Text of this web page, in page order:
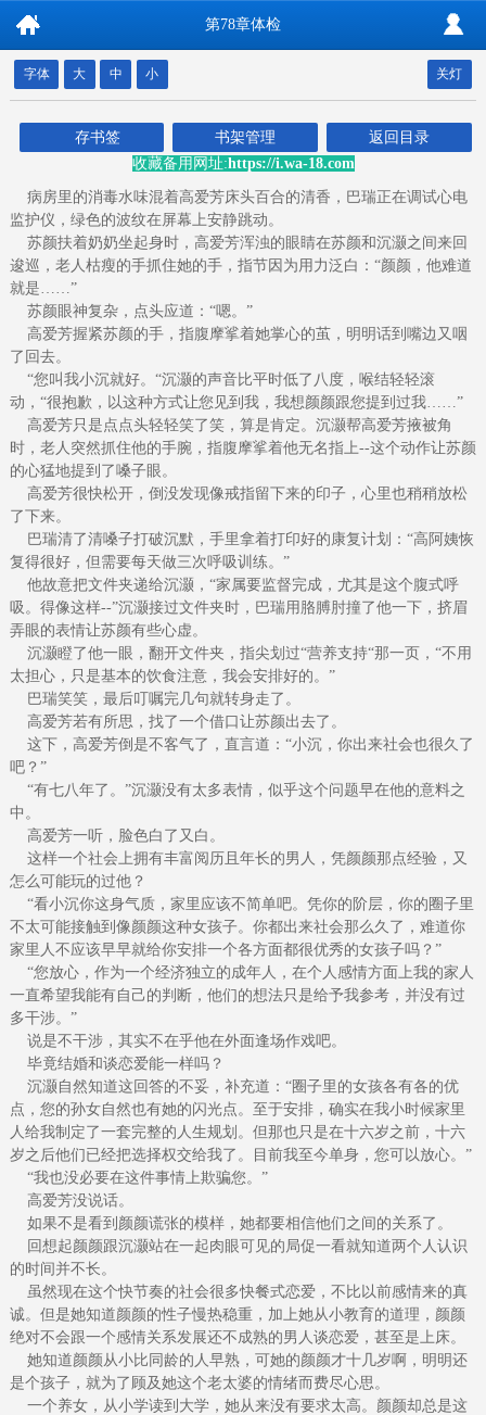
第78章体检
字体 大 中 小 关灯
存书签 书架管理
返回目录
收藏备用网址:https://i.wa-18.com
病房里的消毒水味混着高爱芳床头百合的清香，巴瑞正在调试心电
监护仪，绿色的波纹在屏幕上安静跳动。
苏颜扶着奶奶坐起身时，高爱芳浑浊的眼睛在苏颜和沉灏之间来回
逡巡，老人枯瘦的手抓住她的手，指节因为用力泛白：“颜颜，他难道
就是……”
苏颜眼神复杂，点头应道：“嗯。”
高爱芳握紧苏颜的手，指腹摩挲着她掌心的茧，明明话到嘴边又咽
了回去。
“您叫我小沉就好。“沉灏的声音比平时低了八度，喉结轻轻滚
动，“很抱歉，以这种方式让您见到我，我想颜颜跟您提到过我……”
高爱芳只是点点头轻轻笑了笑，算是肯定。沉灏帮高爱芳掖被角
时，老人突然抓住他的手腕，指腹摩挲着他无名指上--这个动作让苏颜
的心猛地提到了嗓子眼。
高爱芳很快松开，倒没发现像戒指留下来的印子，心里也稍稍放松
了下来。
巴瑞清了清嗓子打破沉默，手里拿着打印好的康复计划：“高阿姨恢
复得很好，但需要每天做三次呼吸训练。”
他故意把文件夹递给沉灏，“家属要监督完成，尤其是这个腹式呼
吸。得像这样--”沉灏接过文件夹时，巴瑞用胳膊肘撞了他一下，挤眉
弄眼的表情让苏颜有些心虚。
沉灏瞪了他一眼，翻开文件夹，指尖划过“营养支持“那一页，“不用
太担心，只是基本的饮食注意，我会安排好的。”
巴瑞笑笑，最后叮嘱完几句就转身走了。
高爱芳若有所思，找了一个借口让苏颜出去了。
这下，高爱芳倒是不客气了，直言道：“小沉，你出来社会也很久了
吧？”
“有七八年了。”沉灏没有太多表情，似乎这个问题早在他的意料之
中。
高爱芳一听，脸色白了又白。
这样一个社会上拥有丰富阅历且年长的男人，凭颜颜那点经验，又
怎么可能玩的过他？
“看小沉你这身气质，家里应该不简单吧。凭你的阶层，你的圈子里
不太可能接触到像颜颜这种女孩子。你都出来社会那么久了，难道你
家里人不应该早早就给你安排一个各方面都很优秀的女孩子吗？”
“您放心，作为一个经济独立的成年人，在个人感情方面上我的家人
一直希望我能有自己的判断，他们的想法只是给予我参考，并没有过
多干涉。”
说是不干涉，其实不在乎他在外面逢场作戏吧。
毕竟结婚和谈恋爱能一样吗？
沉灏自然知道这回答的不妥，补充道：“圈子里的女孩各有各的优
点，您的孙女自然也有她的闪光点。至于安排，确实在我小时候家里
人给我制定了一套完整的人生规划。但那也只是在十六岁之前，十六
岁之后他们已经把选择权交给我了。目前我至今单身，您可以放心。”
“我也没必要在这件事情上欺骗您。”
高爱芳没说话。
如果不是看到颜颜谎张的模样，她都要相信他们之间的关系了。
回想起颜颜跟沉灏站在一起肉眼可见的局促一看就知道两个人认识
的时间并不长。
虽然现在这个快节奏的社会很多快餐式恋爱，不比以前感情来的真
诚。但是她知道颜颜的性子慢热稳重，加上她从小教育的道理，颜颜
绝对不会跟一个感情关系发展还不成熟的男人谈恋爱，甚至是上床。
她知道颜颜从小比同龄的人早熟，可她的颜颜才十几岁啊，明明还
是个孩子，就为了顾及她这个老太婆的情绪而费尽心思。
一个养女，从小学读到大学，她从来没有要求太高。颜颜却总是这